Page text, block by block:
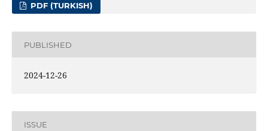
PDF (TURKISH)
PUBLISHED
2024-12-26
ISSUE